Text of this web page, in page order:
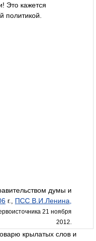
Это кажется
политикой.
думы и
г., ПСС В.И.Ленина,
21 ноября
2012.
крылатых слов и